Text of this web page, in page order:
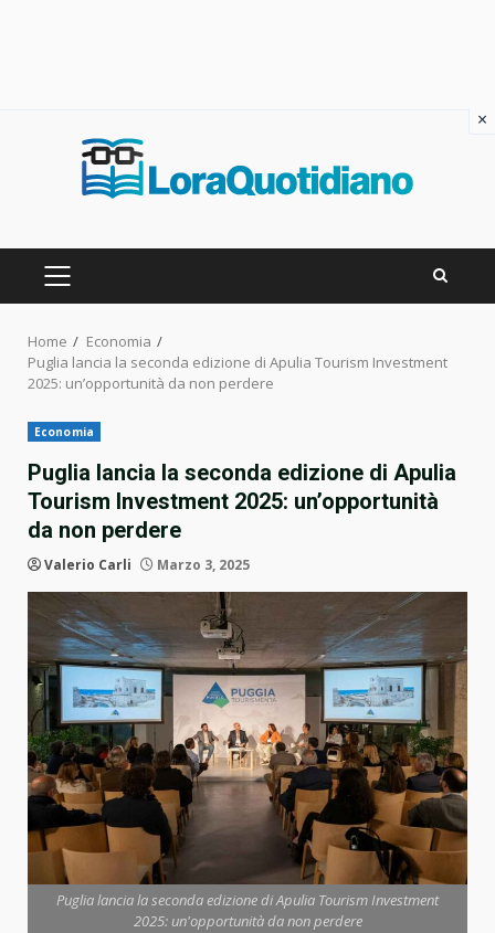
PRIMARY
Home
Economia
Puglia lancia la seconda edizione di Apulia Tourism Investment
2025: un’opportunità da non perdere
Economia
Puglia lancia la seconda edizione di Apulia
Tourism Investment 2025: un’opportunità
da non perdere
Valerio Carli Marzo 3, 2025
Puglia lancia la seconda edizione di Apulia Tourism Investment
2025: un'opportunità da non perdere
×